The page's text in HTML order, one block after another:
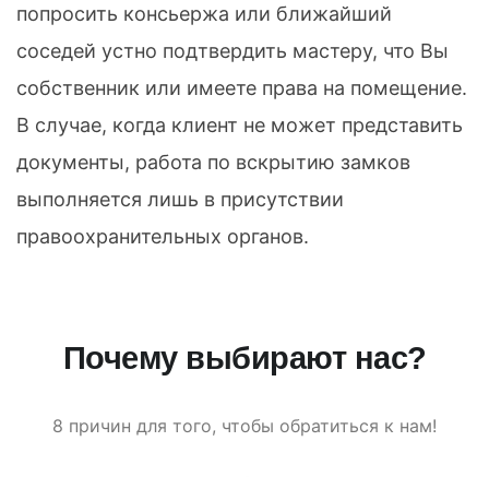
попросить консьержа или ближайший
соседей устно подтвердить мастеру, что Вы
собственник или имеете права на помещение.
В случае, когда клиент не может представить
документы, работа по вскрытию замков
выполняется лишь в присутствии
правоохранительных органов.
Почему выбирают нас?
8 причин для того, чтобы обратиться к нам!